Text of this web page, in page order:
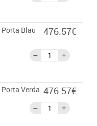
Blau
476.57€
Verda 476.57€